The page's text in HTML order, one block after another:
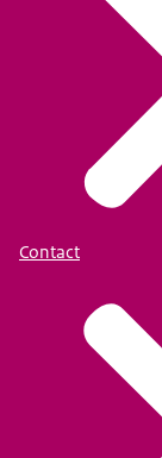
Contact